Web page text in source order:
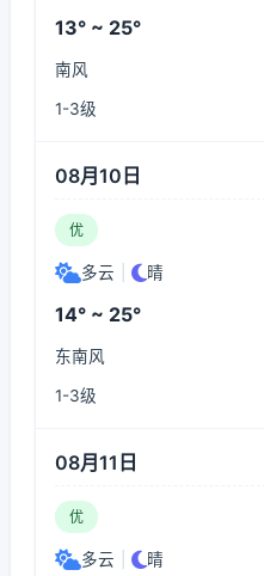
13° ~ 25°
南风
1-3级
08月10日
优
多云 晴
14° ~ 25°
东南风
1-3级
08月11日
优
多云 晴